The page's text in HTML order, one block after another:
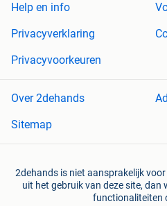
Help en info
Privacyverklaring
Privacyvoorkeuren
Over 2dehands
Sitemap
2dehands is niet aansprakelijk
uit het gebruik van deze site,
functionaliteiten